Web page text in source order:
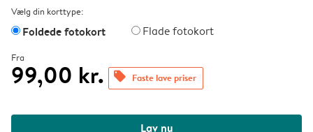
Vælg din korttype:
Foldede fotokort Flade fotokort
Fra
99,00 kr. offers Faste lave priser
Lav nu